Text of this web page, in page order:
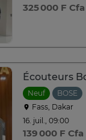
325 000 F Cfa
Neuf
BOSE
Fass, Dakar
16. juil., 09:00
139 000 F Cfa